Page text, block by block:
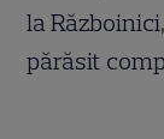
la
părăsit